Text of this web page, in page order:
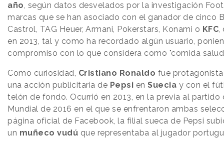
año, según datos desvelados por la investigación
marcas que se han asociado con el ganador de cinco
Castrol, TAG Heuer, Armani, Pokerstars, Konami o KFC,
en 2013, tal y como ha recordado algún usuario,
compromiso con lo que considera como "comida
Como curiosidad, Cristiano Ronaldo fue
una acción publicitaria de Pepsi en Suecia y con el
telón de fondo. Ocurrió en 2013, en la previa al partido
Mundial de 2016 en el que se enfrentaron ambas
página oficial de Facebook, la filial sueca de Pepsi
un muñeco vudú que representaba al jugador